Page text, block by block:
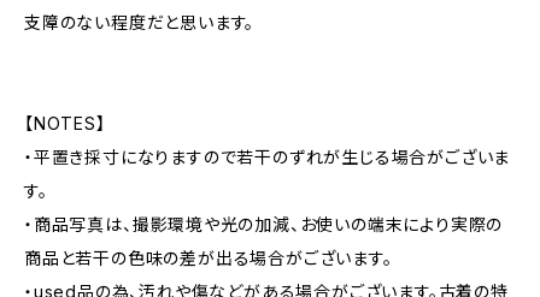
支障のない程度だと思います。
【NOTES】
・平置き採寸になりますので若干のずれが生じる場合がございま
す。
・商品写真は、撮影環境や光の加減、お使いの端末により実際の
商品と若干の色味の差が出る場合がございます。
・used品の為、汚れや傷などがある場合がございます。古着の特